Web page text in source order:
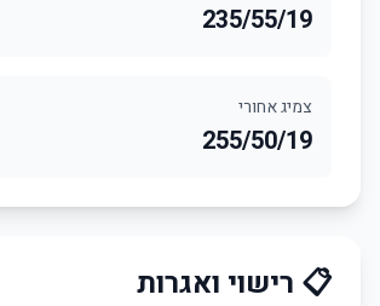
235/55/19
צמיג אחורי
255/50/19
📋 רישוי ואגרות